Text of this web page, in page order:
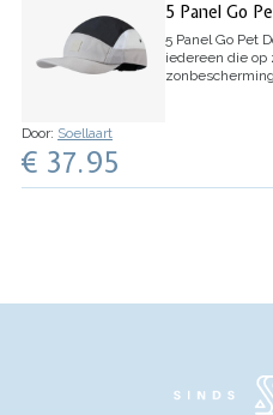
5 Panel Go
5 Panel Go Pet
iedereen die op
Door: Soellaart
€ 37.95